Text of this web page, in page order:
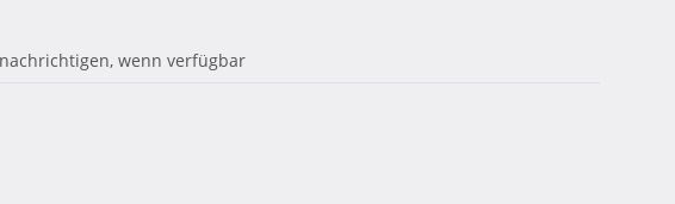
wenn verfügbar